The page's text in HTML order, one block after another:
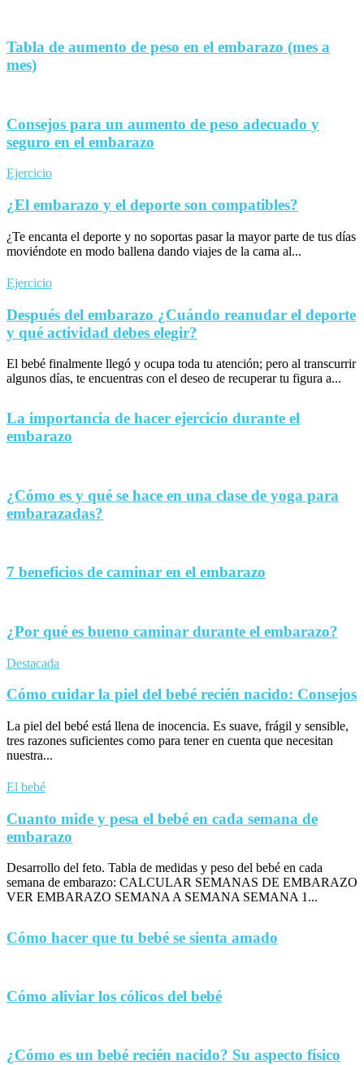
Tabla de aumento de peso en el embarazo (mes a
mes)
Consejos para un aumento de peso adecuado y
seguro en el embarazo
Ejercicio
¿El embarazo y el deporte son compatibles?
¿Te encanta el deporte y no soportas pasar la mayor parte de tus días
moviéndote en modo ballena dando viajes de la cama al...
Ejercicio
Después del embarazo ¿Cuándo reanudar el deporte
y qué actividad debes elegir?
El bebé finalmente llegó y ocupa toda tu atención; pero al transcurrir
algunos días, te encuentras con el deseo de recuperar tu figura a...
La importancia de hacer ejercicio durante el
embarazo
¿Cómo es y qué se hace en una clase de yoga para
embarazadas?
7 beneficios de caminar en el embarazo
¿Por qué es bueno caminar durante el embarazo?
Destacada
Cómo cuidar la piel del bebé recién nacido: Consejos
La piel del bebé está llena de inocencia. Es suave, frágil y sensible,
tres razones suficientes como para tener en cuenta que necesitan
nuestra...
El bebé
Cuanto mide y pesa el bebé en cada semana de
embarazo
Desarrollo del feto. Tabla de medidas y peso del bebé en cada
semana de embarazo: CALCULAR SEMANAS DE EMBARAZO
VER EMBARAZO SEMANA A SEMANA SEMANA 1...
Cómo hacer que tu bebé se sienta amado
Cómo aliviar los cólicos del bebé
¿Cómo es un bebé recién nacido? Su aspecto físico